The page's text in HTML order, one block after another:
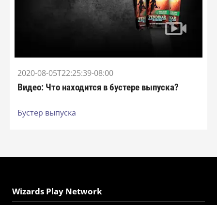
2020-08-05T22:25:39-08:00
Видео: Что находится в бустере выпуска?
Бустер выпуска
Wizards Play Network